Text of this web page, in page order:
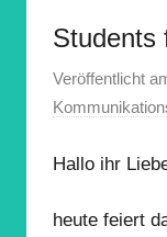
Students
Veröffentlicht
Hallo ihr
heute feiert